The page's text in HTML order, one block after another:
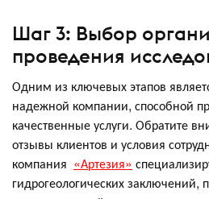
Шаг 3: Выбор
проведения
Одним из ключевых этапов
надежной компании, способной
качественные услуги. Обратите
отзывы клиентов и условия
компания «Артезия»
гидрогеологических заключений,